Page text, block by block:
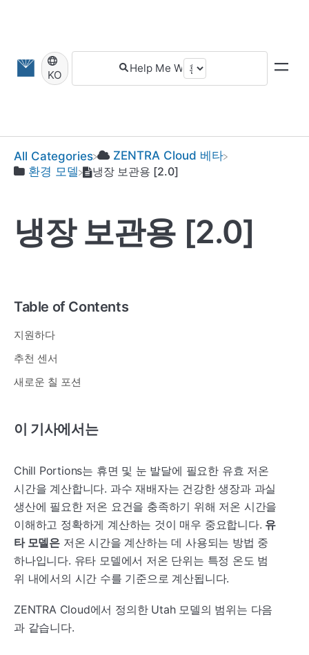
KO
All Categories
​ZENTRA Cloud 베타
​환경 모델
냉장 보관용 [2.0]
냉장 보관용 [2.0]
Table of Contents
지원하다
추천 센서
새로운 칠 포션
이 기사에서는
Chill Portions는 휴면 및 눈 발달에 필요한 유효 저온
시간을 계산합니다. 과수 재배자는 건강한 생장과 과실
생산에 필요한 저온 요건을 충족하기 위해 저온 시간을
이해하고 정확하게 계산하는 것이 매우 중요합니다. 유
타 모델은 저온 시간을 계산하는 데 사용되는 방법 중
하나입니다. 유타 모델에서 저온 단위는 특정 온도 범
위 내에서의 시간 수를 기준으로 계산됩니다.
ZENTRA Cloud에서 정의한 Utah 모델의 범위는 다음
과 같습니다.